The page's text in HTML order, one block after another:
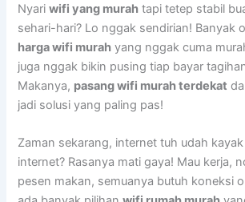
Nyariwifi yang murah tapi tetep stabil
sehari-hari? Lo nggak sendirian! Banyak
harga wifi murah yang nggak cuma
juga nggak bikin pusing tiap bayar
Makanya, pasang wifi murah terdekat
jadi solusi yang paling pas!
Zaman sekarang, internet tuh udah
internet? Rasanya mati gaya! Mau kerja,
pesen makan, semuanya butuh koneksi